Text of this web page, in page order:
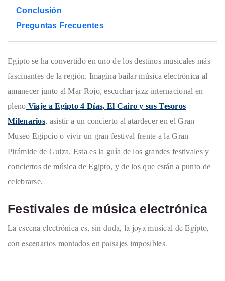
Conclusión
Preguntas Frecuentes
Egipto se ha convertido en uno de los destinos musicales más
fascinantes de la región. Imagina bailar música electrónica al
amanecer junto al Mar Rojo, escuchar jazz internacional en
pleno Viaje a Egipto 4 Días, El Cairo y sus Tesoros
Milenarios, asistir a un concierto al atardecer en el Gran
Museo Egipcio o vivir un gran festival frente a la Gran
Pirámide de Guiza. Esta es la guía de los grandes festivales y
conciertos de música de Egipto, y de los que están a punto de
celebrarse.
Festivales de música electrónica
La escena electrónica es, sin duda, la joya musical de Egipto,
con escenarios montados en paisajes imposibles.